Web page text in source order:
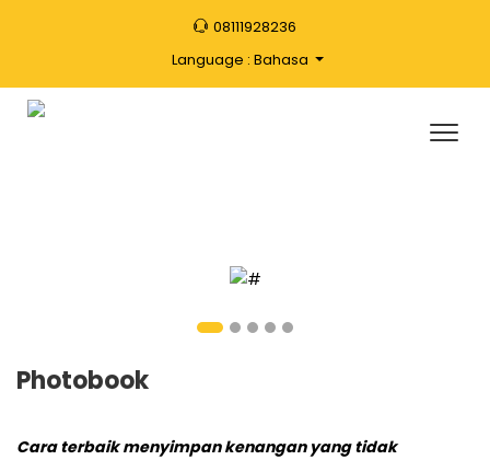
08111928236
Language : Bahasa
Photobook
Cara terbaik menyimpan kenangan yang tidak